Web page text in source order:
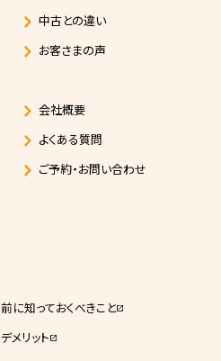
中古との違い
お客さまの声
会社概要
よくある質問
ご予約・お問い合わせ
に知っておくべきことopen_in_new
メリットopen_in_new